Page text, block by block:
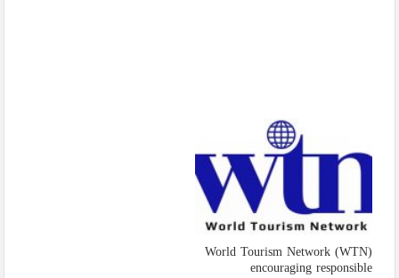
World Tourism Network (WTN)
encouraging responsible